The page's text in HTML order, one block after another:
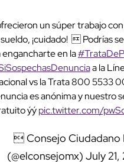
un súper trabajo
¡cuidado!  Podrías
engancharte en la
a la
vs la Trata 800 5533
es anónima y nuestro
ýýpic.twitter.com/
 Consejo Ciudadano
(@elconsejomx) July 21,